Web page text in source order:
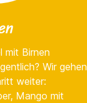
mit Birnen
Wir gehen
weiter:
Mango mit